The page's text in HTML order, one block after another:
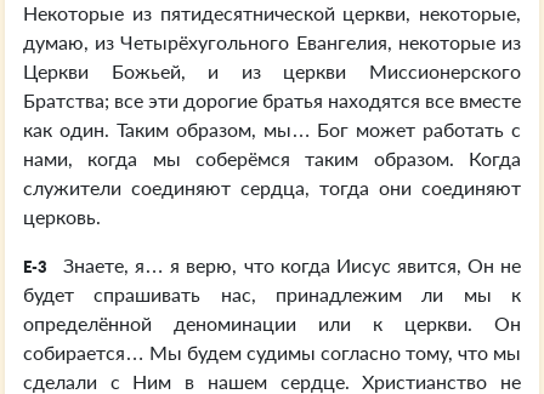
Некоторые из пятидесятнической церкви, некоторые,
думаю, из Четырёхугольного Евангелия, некоторые из
Церкви Божьей, и из церкви Миссионерского
Братства; все эти дорогие братья находятся все вместе
как один. Таким образом, мы… Бог может работать с
нами, когда мы соберёмся таким образом. Когда
служители соединяют сердца, тогда они соединяют
церковь.
E-3
Знаете, я… я верю, что когда Иисус явится, Он не
будет спрашивать нас, принадлежим ли мы к
определённой деноминации или к церкви. Он
собирается… Мы будем судимы согласно тому, что мы
сделали с Ним в нашем сердце. Христианство не